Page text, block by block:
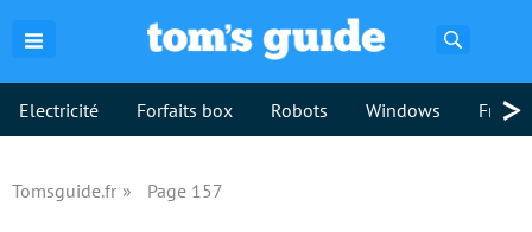
Electricité Forfaits box Robots Windows >
Tomsguide.fr Page 157